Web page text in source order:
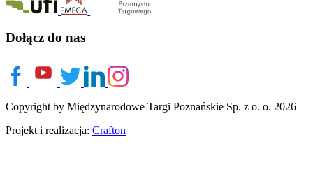
Dołącz do nas
Copyright by Międzynarodowe Targi Poznańskie Sp. z o. o. 2026
Projekt i realizacja: Crafton